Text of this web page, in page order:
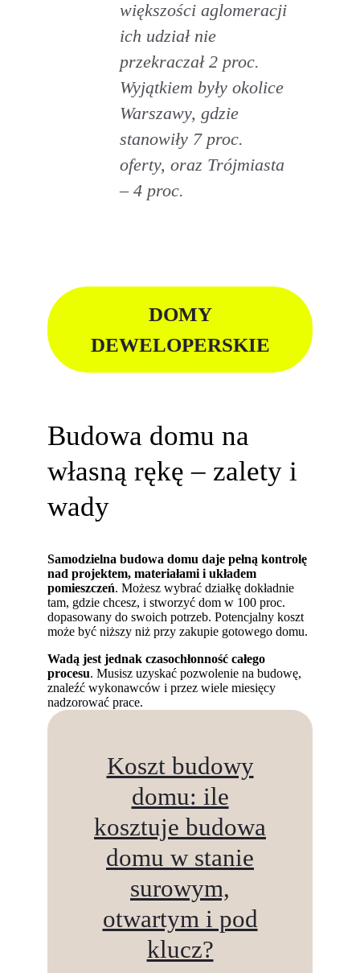
większości aglomeracji
ich udział nie
przekraczał 2 proc.
Wyjątkiem były okolice
Warszawy, gdzie
stanowiły 7 proc.
oferty, oraz Trójmiasta
– 4 proc.
DOMY
DEWELOPERSKIE
Budowa domu na
własną rękę – zalety i
wady
Samodzielna budowa domu daje pełną kontrolę
nad projektem, materiałami i układem
pomieszczeń. Możesz wybrać działkę dokładnie
tam, gdzie chcesz, i stworzyć dom w 100 proc.
dopasowany do swoich potrzeb. Potencjalny koszt
może być niższy niż przy zakupie gotowego domu.
Wadą jest jednak czasochłonność całego
procesu. Musisz uzyskać pozwolenie na budowę,
znaleźć wykonawców i przez wiele miesięcy
nadzorować prace.
Koszt budowy
domu: ile
kosztuje budowa
domu w stanie
surowym,
otwartym i pod
klucz?